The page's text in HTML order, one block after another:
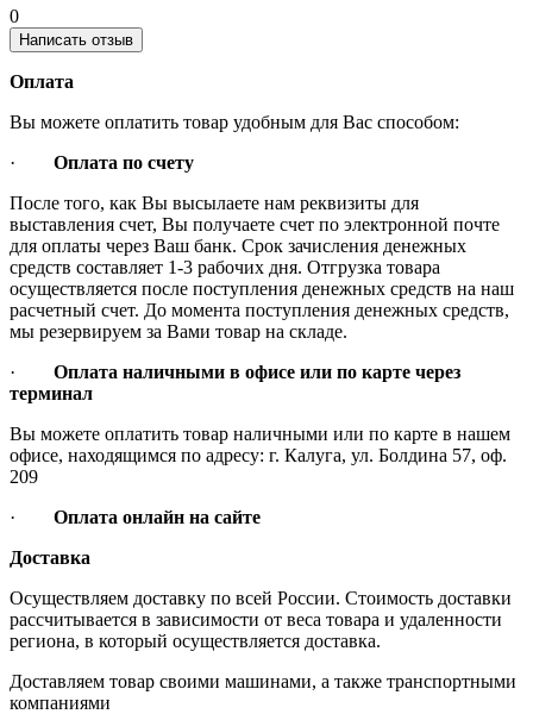
0
Написать отзыв
Оплата
Вы можете оплатить товар удобным для Вас способом:
· Оплата по счету
После того, как Вы высылаете нам реквизиты для
выставления счет, Вы получаете счет по электронной почте
для оплаты через Ваш банк. Срок зачисления денежных
средств составляет 1-3 рабочих дня. Отгрузка товара
осуществляется после поступления денежных средств на наш
расчетный счет. До момента поступления денежных средств,
мы резервируем за Вами товар на складе.
· Оплата наличными в офисе или по карте через
терминал
Вы можете оплатить товар наличными или по карте в нашем
офисе, находящимся по адресу: г. Калуга, ул. Болдина 57, оф.
209
· Оплата онлайн на сайте
Доставка
Осуществляем доставку по всей России. Стоимость доставки
рассчитывается в зависимости от веса товара и удаленности
региона, в который осуществляется доставка.
Доставляем товар своими машинами, а также транспортными
компаниями